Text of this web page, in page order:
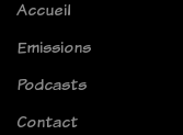
Accueil
Emissions
Podcasts
Contact